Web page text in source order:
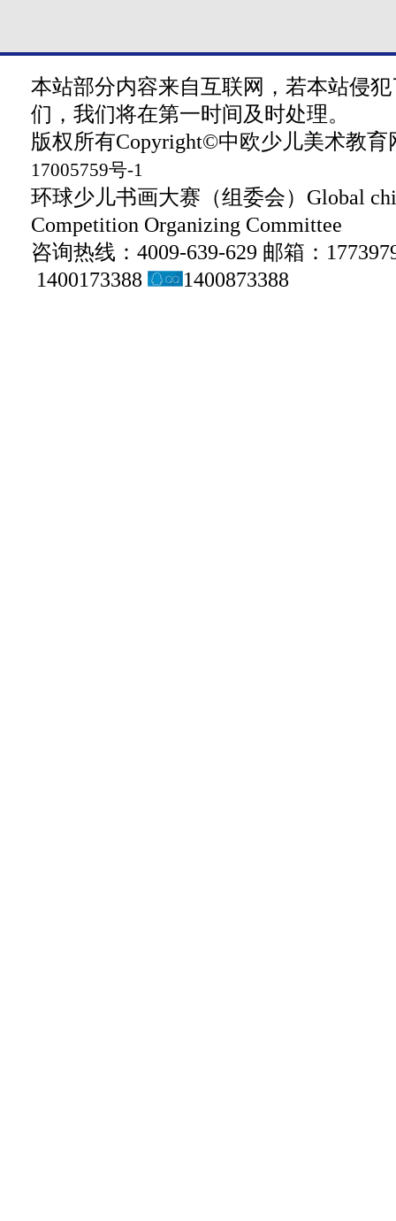
本站部分内容来自互联网，若本站侵
们，我们将在第一时间及时处理。
版权所有Copyright©中欧少儿美术教育
17005759号-1
环球少儿书画大赛（组委会）Global
Competition Organizing Committee
咨询热线：4009-639-629 邮箱：
1400173388
1400873388